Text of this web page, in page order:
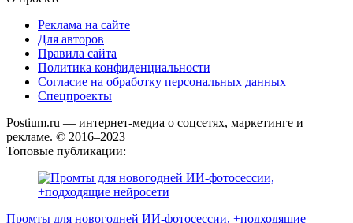
Реклама на сайте
Для авторов
Правила сайта
Политика конфиденциальности
Согласие на обработку персональных данных
Спецпроекты
Postium.ru — интернет-медиа о соцсетях, маркетинге и
рекламе. © 2016–2023
Топовые публикации:
Промты для новогодней ИИ-фотосессии, +подходящие